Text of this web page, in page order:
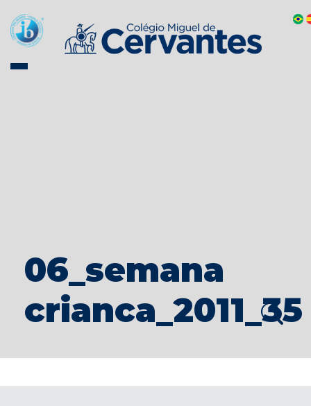
06_semana
crianca_2011_35